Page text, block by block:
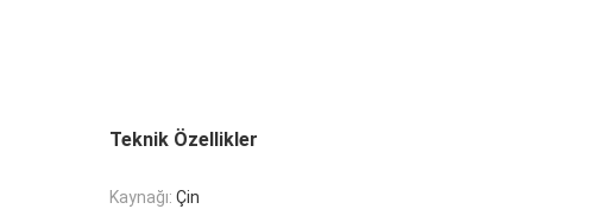
Teknik Özellikler
Kaynağı: Çin